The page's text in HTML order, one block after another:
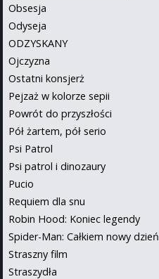
Obsesja
Odyseja
ODZYSKANY
Ojczyzna
Ostatni konsjerż
Pejzaż w kolorze sepii
Powrót do przyszłości
Pół żartem, pół serio
Psi Patrol
Psi patrol i dinozaury
Pucio
Requiem dla snu
Robin Hood: Koniec legendy
Spider-Man: Całkiem nowy dzień
Straszny film
Straszydła